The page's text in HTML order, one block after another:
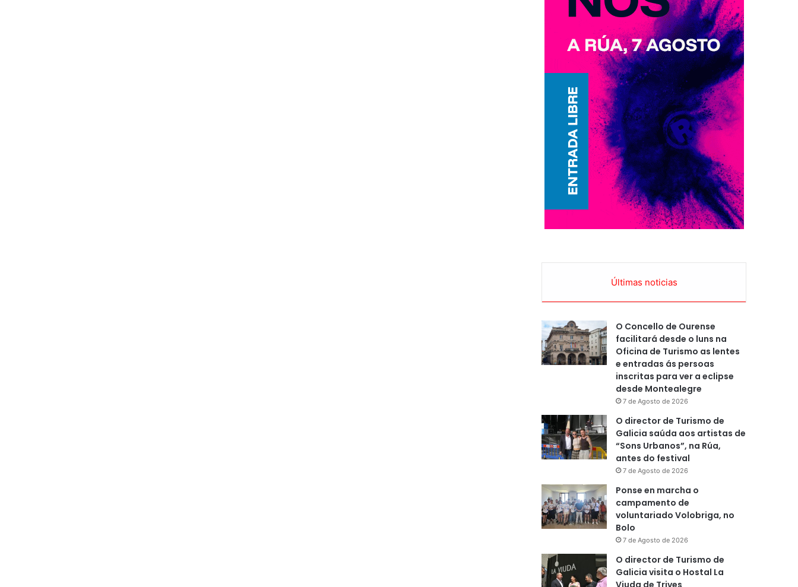
Últimas noticias
O Concello de Ourense
facilitará desde o luns na
Oficina de Turismo as lentes
e entradas ás persoas
inscritas para ver a eclipse
desde Montealegre
7 de Agosto de 2026
O director de Turismo de
Galicia saúda aos artistas de
“Sons Urbanos”, na Rúa,
antes do festival
7 de Agosto de 2026
Ponse en marcha o
campamento de
voluntariado Volobriga, no
Bolo
7 de Agosto de 2026
O director de Turismo de
Galicia visita o Hostal La
Viuda de Trives